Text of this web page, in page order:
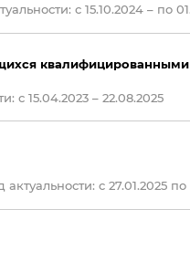
с 15.10.2024 – по
квалифицированными
с 15.04.2023 – 22.08.2025
c 27.01.2025 по